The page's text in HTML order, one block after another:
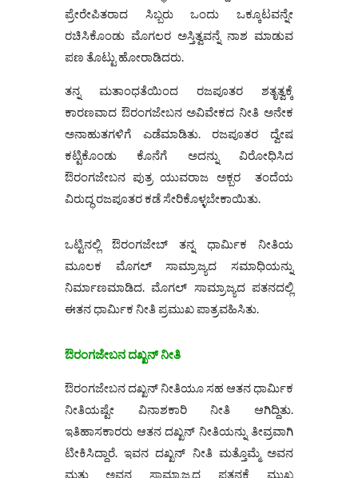
ಪ್ರೇರೇಪಿತರಾದ ಸಿಬ್ಬರು ಒಂದು ಒಕ್ಕೂಟವನ್ನೇ
ರಚಿಸಿಕೊಂಡು ಮೊಗಲರ ಅಸ್ತಿತ್ವವನ್ನೆ ನಾಶ ಮಾಡುವ
ಪಣ ತೊಟ್ಟು ಹೋರಾಡಿದರು.
ತನ್ನ ಮತಾಂಧತೆಯಿಂದ ರಜಪೂತರ ಶತೃತ್ವಕ್ಕೆ
ಕಾರಣವಾದ ಔರಂಗಜೇಬನ ಅವಿವೇಕದ ನೀತಿ ಅನೇಕ
ಅನಾಹುತಗಳಿಗೆ ಎಡೆಮಾಡಿತು. ರಜಪೂತರ ದ್ವೇಷ
ಕಟ್ಟಿಕೊಂಡು ಕೊನೆಗೆ ಅದನ್ನು ವಿರೋಧಿಸಿದ
ಔರಂಗಜೇಬನ ಪುತ್ರ ಯುವರಾಜ ಅಕ್ಬರ ತಂದೆಯ
ವಿರುದ್ಧ ರಜಪೂತರ ಕಡೆ ಸೇರಿಕೊಳ್ಳಬೇಕಾಯಿತು.
ಒಟ್ಟಿನಲ್ಲಿ ಔರಂಗಜೇಬ್ ತನ್ನ ಧಾರ್ಮಿಕ ನೀತಿಯ
ಮೂಲಕ ಮೊಗಲ್ ಸಾಮ್ರಾಜ್ಯದ ಸಮಾಧಿಯನ್ನು
ನಿರ್ಮಾಣಮಾಡಿದ. ಮೊಗಲ್ ಸಾಮ್ರಾಜ್ಯದ ಪತನದಲ್ಲಿ
ಈತನ ಧಾರ್ಮಿಕ ನೀತಿ ಪ್ರಮುಖ ಪಾತ್ರವಹಿಸಿತು.
ಔರಂಗಜೇಬನ ದಖ್ಖನ್ ನೀತಿ
ಔರಂಗಜೇಬನ ದಖ್ಖನ್ ನೀತಿಯೂ ಸಹ ಆತನ ಧಾರ್ಮಿಕ
ನೀತಿಯಷ್ಟೇ ವಿನಾಶಕಾರಿ ನೀತಿ ಆಗಿದ್ದಿತು.
ಇತಿಹಾಸಕಾರರು ಆತನ ದಖ್ಖನ್ ನೀತಿಯನ್ನು ತೀವ್ರವಾಗಿ
ಟೀಕಿಸಿದ್ದಾರೆ. ಇವನ ದಖ್ಖನ್ ನೀತಿ ಮತ್ತೊಮ್ಮೆ ಅವನ
ಮತ್ತು ಅವನ ಸಾಮ್ರಾಜ್ಯದ ಪತನಕ್ಕೆ ಮುಖ್ಯ